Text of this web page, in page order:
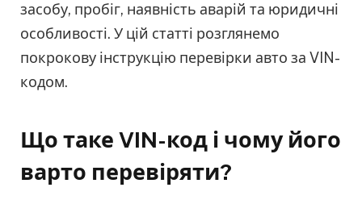
засобу, пробіг, наявність аварій та юридичні
особливості. У цій статті розглянемо
покрокову інструкцію перевірки авто за VIN-
кодом.
Що таке VIN-код і чому його
варто перевіряти?